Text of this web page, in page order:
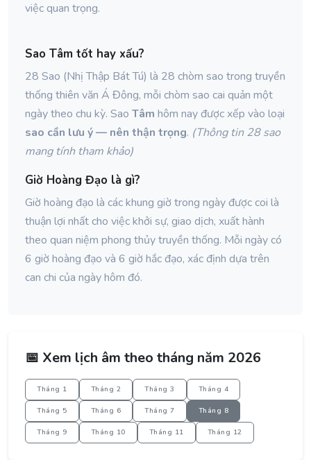
việc quan trọng.
Sao Tâm tốt hay xấu?
28 Sao (Nhị Thập Bát Tú) là 28 chòm sao trong truyền
thống thiên văn Á Đông, mỗi chòm sao cai quản một
ngày theo chu kỳ. Sao Tâm hôm nay được xếp vào loại
sao cần lưu ý — nên thận trọng. (Thông tin 28 sao
mang tính tham khảo)
Giờ Hoàng Đạo là gì?
Giờ hoàng đạo là các khung giờ trong ngày được coi là
thuận lợi nhất cho việc khởi sự, giao dịch, xuất hành
theo quan niệm phong thủy truyền thống. Mỗi ngày có
6 giờ hoàng đạo và 6 giờ hắc đạo, xác định dựa trên
can chi của ngày hôm đó.
📅 Xem lịch âm theo tháng năm 2026
Tháng 1 Tháng 2 Tháng 3 Tháng 4
Tháng 5 Tháng 6 Tháng 7 Tháng 8
Tháng 9 Tháng 10 Tháng 11 Tháng 12